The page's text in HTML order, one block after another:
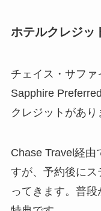
ホテルクレジッ
チェイス・サフ
Sapphire
クレジットがあり
Chase Travel経由
すが、予約後に
ってきます。普